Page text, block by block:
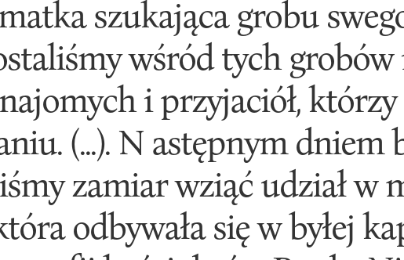
szukająca grobu
wśród tych grobów
i przyjaciół,
(...). N astępnym dniem
zamiar wziąć udział w
odbywała się w byłej